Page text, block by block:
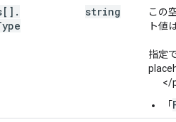
.
string
この
ト値
指定
</
「